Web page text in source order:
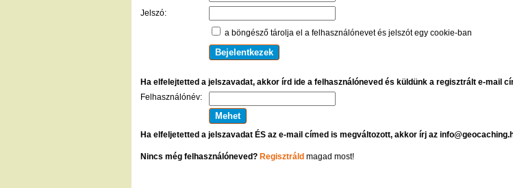
Jelszó:
a böngésző tárolja el a felhasználónevet és jelszót egy cookie-ban
Ha elfelejtetted a jelszavadat, akkor írd ide a felhasználóneved és küldünk a regisztrált e-mail
Felhasználónév:
Ha elfeljetetted a jelszavadat ÉS az e-mail címed is megváltozott, akkor írj az
Nincs még felhasználóneved? Regisztráld magad most!